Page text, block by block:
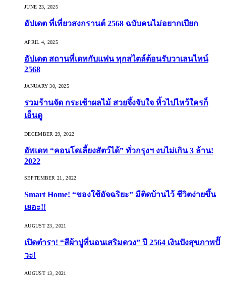
JUNE 23, 2025
อัปเดต ที่เที่ยวสงกรานต์ 2568 ฉบับคนไม่อยากเปียก
APRIL 4, 2025
อัปเดต สถานที่เดทกับแฟน ทุกสไตล์ต้อนรับวาเลนไทน์
2568
JANUARY 30, 2025
รวมร้านจัด กระเช้าผลไม้ สวยจึ้งจับใจ หิ้วไปไหว้ใครก็
เอ็นดู
DECEMBER 29, 2022
อัพเดท “คอนโดเลี้ยงสัตว์ได้” ทั่วกรุงฯ งบไม่เกิน 3 ล้าน!
2022
SEPTEMBER 21, 2022
Smart Home! “ของใช้อัจฉริยะ” มีติดบ้านไว้ ชีวิตง่ายขึ้น
เยอะ!!
AUGUST 23, 2021
เปิดตำรา! “สีผ้าปูที่นอนเสริมดวง” ปี 2564 เงินปังสุขภาพปั๊
วะ!
AUGUST 13, 2021